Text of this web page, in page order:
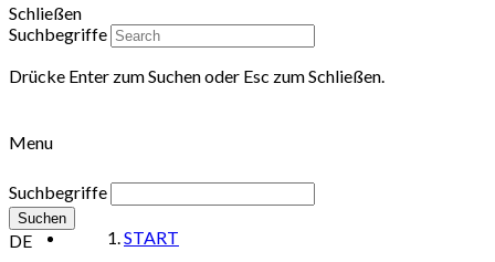
Schließen
Suchbegriffe
Drücke Enter zum Suchen oder Esc zum Schließen.
Menu
START
Suchbegriffe
Suchen
DE